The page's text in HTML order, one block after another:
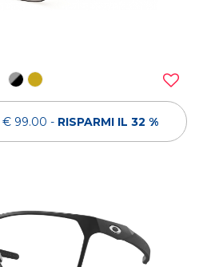
€ 99.00 - RISPARMI IL 32 %